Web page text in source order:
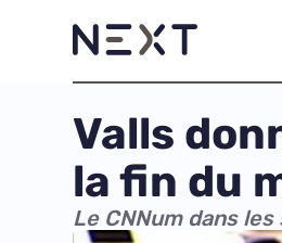
Valls
la fin du
Le CNNum dans